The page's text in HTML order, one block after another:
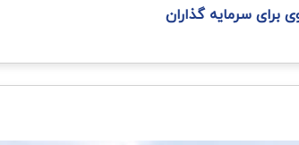
برای سرمایه گذاران